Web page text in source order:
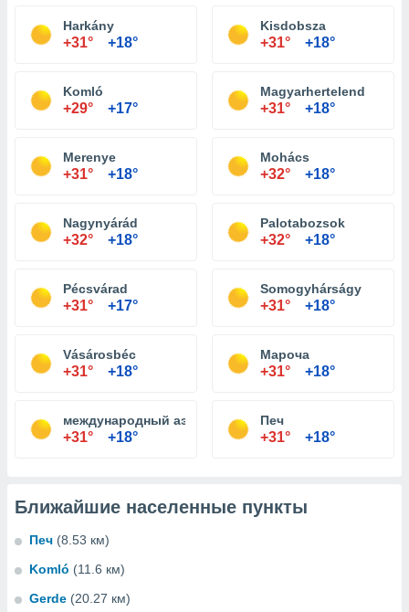
Harkány
+31° +18°
Kisdobsza
+31° +18°
Komló
+29° +17°
Magyarhertelend
+31° +18°
Merenye
+31° +18°
Mohács
+32° +18°
Nagynyárád
+32° +18°
Palotabozsok
+32° +18°
Pécsvárad
+31° +17°
Somogyhárságy
+31° +18°
Vásárosbéc
+31° +18°
Мароча
+31° +18°
международный аэропорт Печ-Погань
+31° +18°
Печ
+31° +18°
Ближайшие населенные пункты
Печ (8.53 км)
Komló (11.6 км)
Gerde (20.27 км)